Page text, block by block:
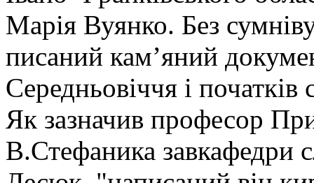
Марія Вуянко. Без
писаний кам’яний
Середньовіччя і
Як зазначив професор
В.Стефаника завкафедри